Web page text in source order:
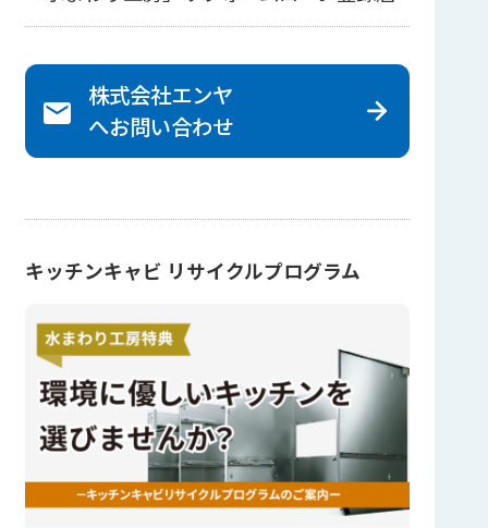
株式会社エンヤ
へお問い合わせ
キッチンキャビ リサイクルプログラム